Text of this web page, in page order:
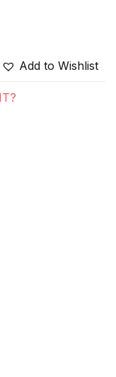
Add to Wishlist